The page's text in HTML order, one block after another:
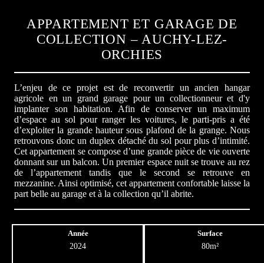
APPARTEMENT ET GARAGE DE
COLLECTION – AUCHY-LEZ-
ORCHIES
L’enjeu de ce projet est de reconvertir un ancien hangar
agricole en un grand garage pour un collectionneur et d'y
implanter son habitation. Afin de conserver un maximum
d’espace au sol pour ranger les voitures, le parti-pris a été
d’exploiter la grande hauteur sous plafond de la grange. Nous
retrouvons donc un duplex détaché du sol pour plus d’intimité.
Cet appartement se compose d’une grande pièce de vie ouverte
donnant sur un balcon. Un premier espace nuit se trouve au rez
de l’appartement tandis que le second se retrouve en
mezzanine. Ainsi optimisé, cet appartement confortable laisse la
part belle au garage et à la collection qu’il abrite.
Année
2024
Surface
80m²